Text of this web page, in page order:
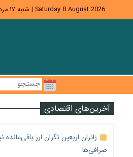
Saturday 8 August 2026
| شنبه ۱۷ مرداد ۱۴۰۵
آخرین‌های اقتصادی
زائران اربعین نگران ارز
صرافی‌ها